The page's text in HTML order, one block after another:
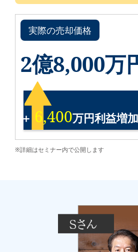
実際の売却価格
2億8,000万
＋ 6,400万円利益増加
※詳細はセミナー内で公開します